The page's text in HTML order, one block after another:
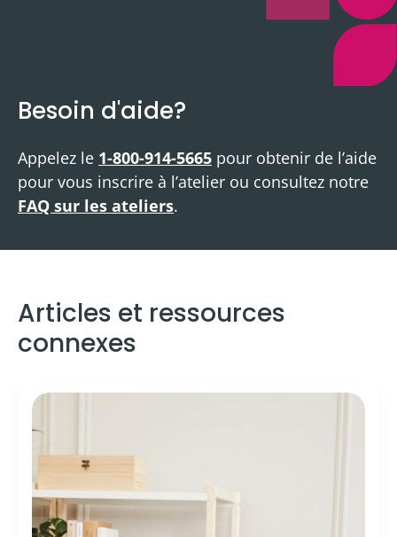
Besoin d'aide?
Appelez le 1-800-914-5665 pour obtenir de l’aide
pour vous inscrire à l’atelier ou consultez notre
FAQ sur les ateliers.
Articles et ressources
connexes